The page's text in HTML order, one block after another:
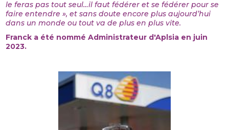
le feras pas tout seul…il faut fédérer et se fédérer pour se
faire entendre », et sans doute encore plus aujourd’hui
dans un monde ou tout va de plus en plus vite.
Franck a été nommé Administrateur d'Aplsia en juin
2023.